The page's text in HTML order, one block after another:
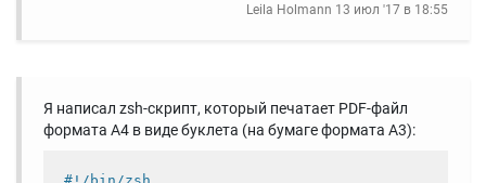
Leila Holmann 13 июл '17 в 18:55
Я написал zsh-скрипт, который печатает PDF-файл
формата А4 в виде буклета (на бумаге формата А3):